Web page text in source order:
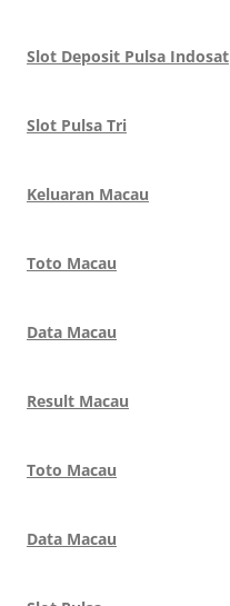
Slot Deposit Pulsa Indosat
Slot Pulsa Tri
Keluaran Macau
Toto Macau
Data Macau
Result Macau
Toto Macau
Data Macau